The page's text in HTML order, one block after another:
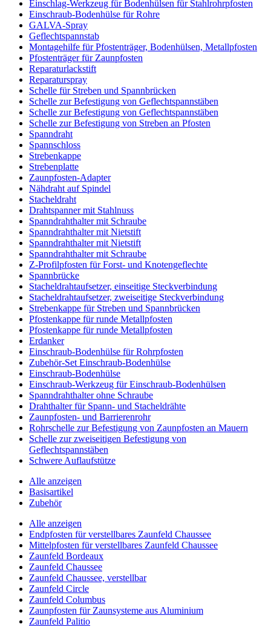
Einschlag-Werkzeug für Bodenhülsen für Stahlrohrpfosten
Einschraub-Bodenhülse für Rohre
GALVA-Spray
Geflechtspannstab
Montagehilfe für Pfostenträger, Bodenhülsen, Metallpfosten
Pfostenträger für Zaunpfosten
Reparaturlackstift
Reparaturspray
Schelle für Streben und Spannbrücken
Schelle zur Befestigung von Geflechtspannstäben
Schelle zur Befestigung von Geflechtspannstäben
Schelle zur Befestigung von Streben an Pfosten
Spanndraht
Spannschloss
Strebenkappe
Strebenplatte
Zaunpfosten-Adapter
Nähdraht auf Spindel
Stacheldraht
Drahtspanner mit Stahlnuss
Spanndrahthalter mit Schraube
Spanndrahthalter mit Nietstift
Spanndrahthalter mit Nietstift
Spanndrahthalter mit Schraube
Z-Profilpfosten für Forst- und Knotengeflechte
Spannbrücke
Stacheldrahtaufsetzer, einseitige Steckverbindung
Stacheldrahtaufsetzer, zweiseitige Steckverbindung
Strebenkappe für Streben und Spannbrücken
Pfostenkappe für runde Metallpfosten
Pfostenkappe für runde Metallpfosten
Erdanker
Einschraub-Bodenhülse für Rohrpfosten
Zubehör-Set Einschraub-Bodenhülse
Einschraub-Bodenhülse
Einschraub-Werkzeug für Einschraub-Bodenhülsen
Spanndrahthalter ohne Schraube
Drahthalter für Spann- und Stacheldrähte
Zaunpfosten- und Barrierenrohr
Rohrschelle zur Befestigung von Zaunpfosten an Mauern
Schelle zur zweiseitigen Befestigung von
Geflechtspannstäben
Schwere Auflaufstütze
Alle anzeigen
Basisartikel
Zubehör
Alle anzeigen
Endpfosten für verstellbares Zaunfeld Chaussee
Mittelpfosten für verstellbares Zaunfeld Chaussee
Zaunfeld Bordeaux
Zaunfeld Chaussee
Zaunfeld Chaussee, verstellbar
Zaunfeld Circle
Zaunfeld Columbus
Zaunpfosten für Zaunsysteme aus Aluminium
Zaunfeld Palitio